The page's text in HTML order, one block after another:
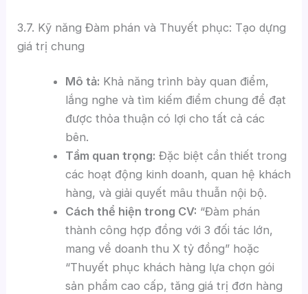
3.7. Kỹ năng Đàm phán và Thuyết phục: Tạo dựng
giá trị chung
Mô tả: Khả năng trình bày quan điểm,
lắng nghe và tìm kiếm điểm chung để đạt
được thỏa thuận có lợi cho tất cả các
bên.
Tầm quan trọng: Đặc biệt cần thiết trong
các hoạt động kinh doanh, quan hệ khách
hàng, và giải quyết mâu thuẫn nội bộ.
Cách thể hiện trong CV: “Đàm phán
thành công hợp đồng với 3 đối tác lớn,
mang về doanh thu X tỷ đồng” hoặc
“Thuyết phục khách hàng lựa chọn gói
sản phẩm cao cấp, tăng giá trị đơn hàng